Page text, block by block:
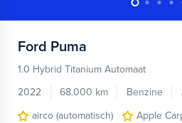
Ford Puma
1.0 Hybrid Titanium Automaat
2022
68.000 km Benzine
airco (automatisch)
Apple